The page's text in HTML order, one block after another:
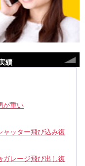
績
が重い
ャッター飛び込み復
ガレージ飛び出し復